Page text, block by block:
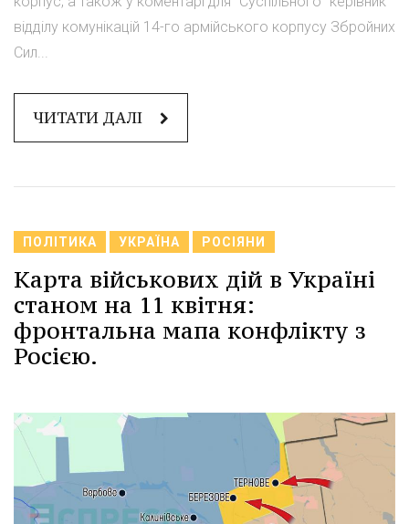
відділу комунікацій 14-го армійського корпусу Збройних
Сил...
ЧИТАТИ ДАЛІ
ПОЛІТИКА УКРАЇНА РОСІЯНИ
Карта військових дій в Україні
станом на 11 квітня:
фронтальна мапа конфлікту з
Росією.